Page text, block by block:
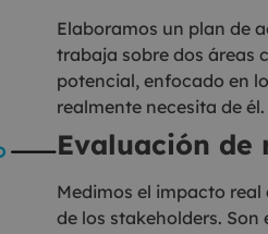
Elaboramos un plan de
trabaja sobre dos áreas
potencial, enfocado en
realmente necesita de él.
Evaluación de
Medimos el impacto
de los stakeholders. Son